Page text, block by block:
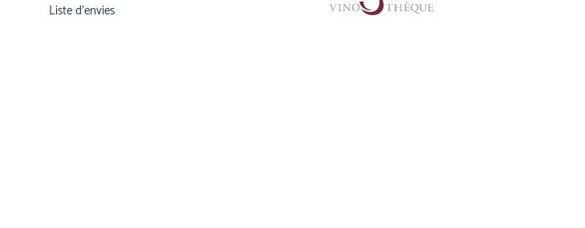
Liste d'envies